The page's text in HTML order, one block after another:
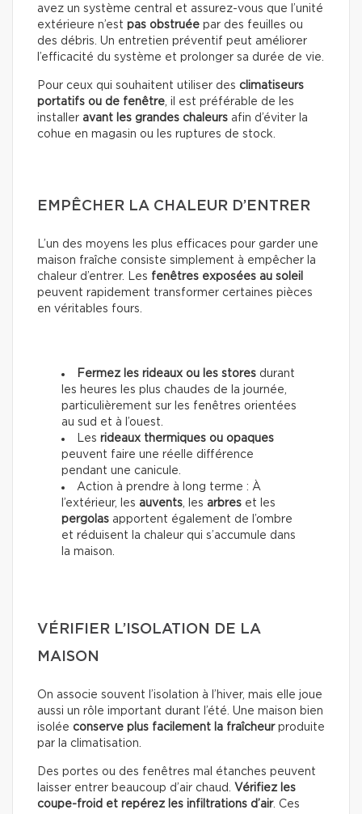
avez un système central et assurez-vous que l’unité
extérieure n’est pas obstruée par des feuilles ou
des débris. Un entretien préventif peut améliorer
l’efficacité du système et prolonger sa durée de vie.
Pour ceux qui souhaitent utiliser des climatiseurs
portatifs ou de fenêtre, il est préférable de les
installer avant les grandes chaleurs afin d’éviter la
cohue en magasin ou les ruptures de stock.
EMPÊCHER LA CHALEUR D’ENTRER
L’un des moyens les plus efficaces pour garder une
maison fraîche consiste simplement à empêcher la
chaleur d’entrer. Les fenêtres exposées au soleil
peuvent rapidement transformer certaines pièces
en véritables fours.
Fermez les rideaux ou les stores durant
les heures les plus chaudes de la journée,
particulièrement sur les fenêtres orientées
au sud et à l’ouest.
Les rideaux thermiques ou opaques
peuvent faire une réelle différence
pendant une canicule.
Action à prendre à long terme : À
l’extérieur, les auvents, les arbres et les
pergolas apportent également de l’ombre
et réduisent la chaleur qui s’accumule dans
la maison.
VÉRIFIER L’ISOLATION DE LA
MAISON
On associe souvent l’isolation à l’hiver, mais elle joue
aussi un rôle important durant l’été. Une maison bien
isolée conserve plus facilement la fraîcheurproduite
par la climatisation.
Des portes ou des fenêtres mal étanches peuvent
laisser entrer beaucoup d’air chaud. Vérifiez les
coupe-froid et repérez les infiltrations d’air. Ces